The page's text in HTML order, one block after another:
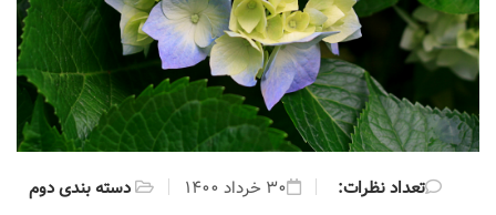
دسته بندی دوم ۳۰ خرداد ۱۴۰۰ :تعداد نظرات